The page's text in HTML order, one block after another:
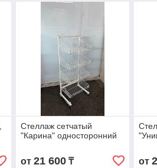
Стеллаж сетчатый
"Карина" односторонний
от 21 600₸ от